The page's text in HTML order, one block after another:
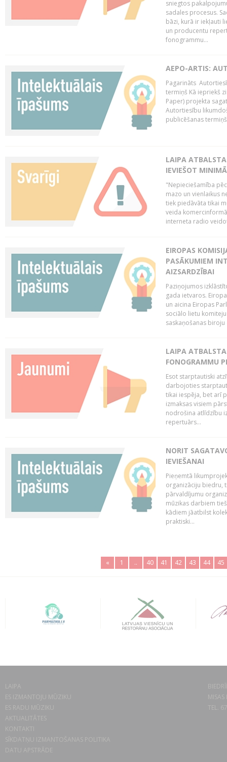
sniegtos
sadales procesus.
bāzi, kurā ir iekļauti
un producentu
fonogrammu...
AEPO-ARTIS:
Pagarināts
termiņš Kā iepriekš
Paper) projekta
Autortiesību
publicēšanas
LAIPA
IEVIEŠOT
"Nepieciešamība
mazo un vienlaikus
tiek piedāvāta tikai
veida
interneta radio
EIROPAS
PASĀKUMIEM
AIZSARDZĪBAI
Paziņojumos
gada ietvaros.
un aicina Eiropas
sociālo lietu
saskaņošanas biroju
LAIPA
FONOGRAMMU
Esot starptautiski
darbojoties
tikai iespēja, bet arī
izmaksas visiem
nodrošina atlīdzību
repertuārs...
NORIT
IEVIEŠANAI
Pieņemtā
organizāciju biedru,
pārvaldījumu
mūzikas darbiem
kādiem jāatbilst
praktiski...
« 1 .. 40 41 42 43 44 45
LAIPA
ES IZMANTOJU MŪZIKU
ES RADU MŪZIKU
AKTUALITĀTES
KONTAKTI
SĪKDATŅU IZMANTOŠANAS POLITIKA
DATU APSTRĀDE
TEL.